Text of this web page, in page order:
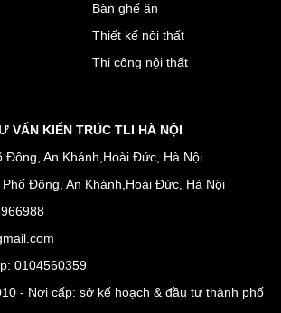
Bàn ghế ăn
Thiết kế nội thất
Thi công nội thất
VẤN KIẾN TRÚC TLI HÀ NỘI
Đông, An Khánh,Hoài Đức, Hà Nội
Đông, An Khánh,Hoài Đức, Hà Nội
0104560359
- Nơi cấp: sở kế hoạch & đầu tư thành phố